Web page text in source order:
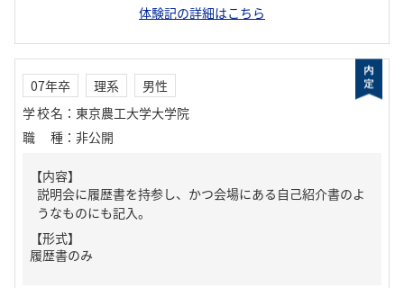
体験記の詳細はこちら
07年卒 理系
男性
学校名 ： 東京農工大学大学院
職種 ： 非公開
【内容】
説明会に履歴書を持参し、かつ会場にある自己紹介書のよ
うなものにも記入。
【形式】
履歴書のみ